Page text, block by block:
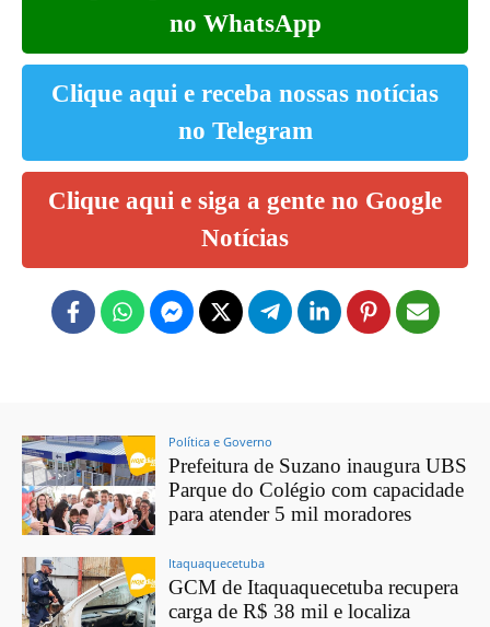
no WhatsApp
Clique aqui e receba nossas notícias
no Telegram
Clique aqui e siga a gente no Google
Notícias
Política e Governo
Prefeitura de Suzano inaugura UBS
Parque do Colégio com capacidade
para atender 5 mil moradores
Itaquaquecetuba
GCM de Itaquaquecetuba recupera
carga de R$ 38 mil e localiza